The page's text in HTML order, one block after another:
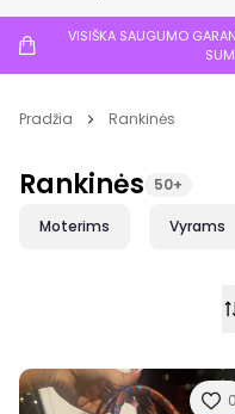
VISIŠKA SAUGUMO
Pradžia Rankinės
Rankinės 50+
Moterims Vyrams
0